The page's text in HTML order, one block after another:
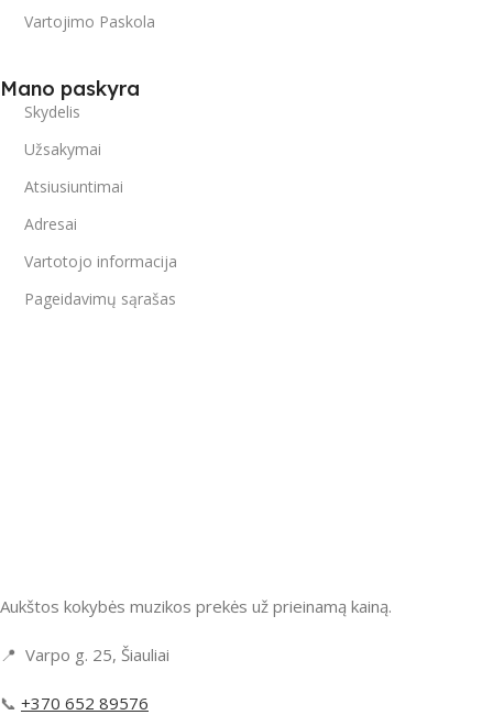
Vartojimo Paskola
Mano paskyra
Skydelis
Užsakymai
Atsiusiuntimai
Adresai
Vartotojo informacija
Pageidavimų sąrašas
Aukštos kokybės muzikos prekės už prieinamą kainą.
📍 Varpo g. 25, Šiauliai
📞 +370 652 89576